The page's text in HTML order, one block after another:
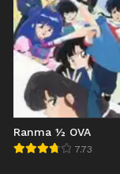
Ranma ½ OVA
7.73